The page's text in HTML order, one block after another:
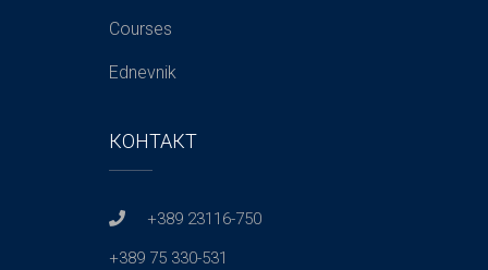
Courses
Ednevnik
КОНТАКТ
+389 23116-750
+389 75 330-531